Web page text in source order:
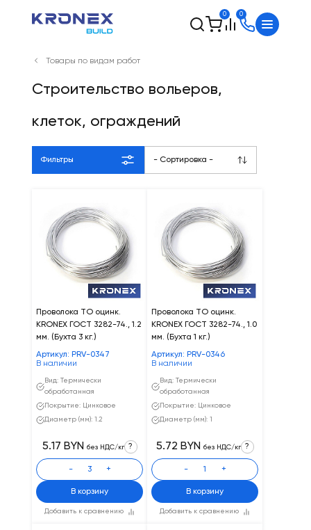
0 0
Товары по видам работ
Строительство вольеров,
клеток, ограждений
Фильтры - Сортировка -
Проволока ТО оцинк.
KRONEX ГОСТ 3282-74., 1.2
мм. (Бухта 3 кг.)
Артикул: PRV-0347
В наличии
Вид: Термически
обработанная
Покрытие: Цинковое
Диаметр (мм): 1.2
Добавить к сравнению
5.17 BYN без НДС/кг ?
- +
В корзину
Проволока ТО оцинк.
KRONEX ГОСТ 3282-74., 1.0
мм. (Бухта 1 кг.)
Артикул: PRV-0346
В наличии
Вид: Термически
обработанная
Покрытие: Цинковое
Диаметр (мм): 1
Добавить к сравнению
5.72 BYN без НДС/кг ?
- +
В корзину